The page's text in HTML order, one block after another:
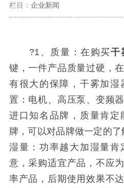
栏目： 企业新闻
?1、质量：在购买干
键，一件产品质量过硬，
有很大的保障，干雾加湿
置：电机、高压泵、变频
进口知名品牌，质量肯定
牌，可以对品牌做一定的
湿量：功率越大加湿量肯
意，采购适宜产品，不应
率产品，后期使用效果不